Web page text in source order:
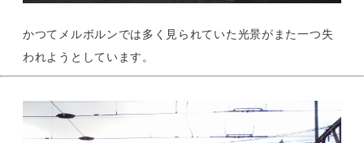
かつてメルボルンでは多く見られていた光景がまた一つ失
われようとしています。